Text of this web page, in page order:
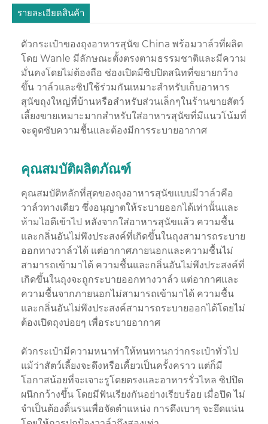
รายละเอียดสินค้า
ตัวกระเป๋าของถุงอาหารสุนัข China พร้อมวาล์วที่ผลิต
โดย Wanle มีลักษณะตั้งตรงตามธรรมชาติและมีความ
มั่นคงโดยไม่ต้องถือ ช่องเปิดมีซิปปิดสนิทที่ขยายกว้าง
ขึ้น วาล์วและซิปใช้ร่วมกันเหมาะสำหรับเก็บอาหาร
สุนัขถุงใหญ่ที่บ้านหรือสำหรับส่วนเล็กๆในร้านขายสัตว์
เลี้ยงขายเหมาะมากสำหรับใส่อาหารสุนัขที่มีแนวโน้มที่
จะดูดซับความชื้นและต้องมีการระบายอากาศ
คุณสมบัติผลิตภัณฑ์
คุณสมบัติหลักที่สุดของถุงอาหารสุนัขแบบมีวาล์วคือ
วาล์วทางเดียว ซึ่งอนุญาตให้ระบายออกได้เท่านั้นและ
ห้ามไอดีเข้าไป หลังจากใส่อาหารสุนัขแล้ว ความชื้น
และกลิ่นอันไม่พึงประสงค์ที่เกิดขึ้นในถุงสามารถระบาย
ออกทางวาล์วได้ แต่อากาศภายนอกและความชื้นไม่
สามารถเข้ามาได้ ความชื้นและกลิ่นอันไม่พึงประสงค์ที่
เกิดขึ้นในถุงจะถูกระบายออกทางวาล์ว แต่อากาศและ
ความชื้นจากภายนอกไม่สามารถเข้ามาได้ ความชื้น
และกลิ่นอันไม่พึงประสงค์สามารถระบายออกได้โดยไม่
ต้องเปิดถุงบ่อยๆ เพื่อระบายอากาศ
ตัวกระเป๋ามีความหนาทำให้ทนทานกว่ากระเป๋าทั่วไป
แม้ว่าสัตว์เลี้ยงจะดึงหรือเคี้ยวเป็นครั้งคราว แต่ก็มี
โอกาสน้อยที่จะเจาะรูโดยตรงและอาหารรั่วไหล ซิปปิด
ผนึกกว้างขึ้น โดยมีฟันเรียงกันอย่างเรียบร้อย เมื่อปิด ไม่
จำเป็นต้องดิ้นรนเพื่อจัดตำแหน่ง การดึงเบาๆ จะยึดแน่น